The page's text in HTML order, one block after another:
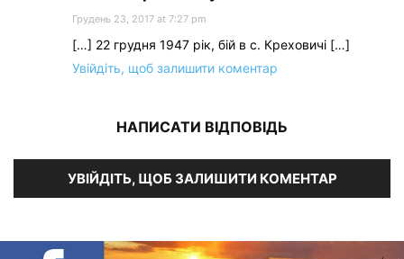
Грудень 23, 2017 at 7:27 pm
[…] 22 грудня 1947 рік, бій в с. Креховичі […]
Увійдіть, щоб залишити коментар
НАПИСАТИ ВІДПОВІДЬ
УВІЙДІТЬ, ЩОБ ЗАЛИШИТИ КОМЕНТАР